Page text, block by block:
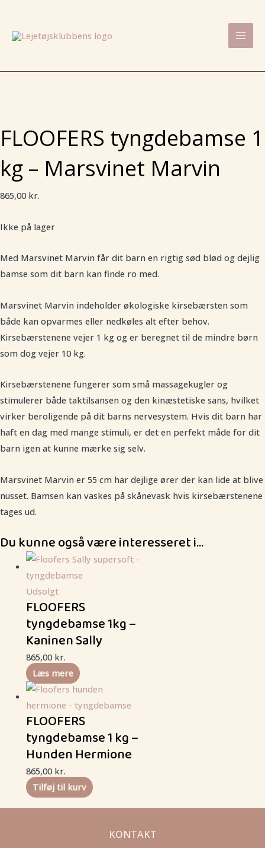
indholdet
FLOOFERS tyngdebamse 1
kg – Marsvinet Marvin
865,00 kr.
Ikke på lager
Med Marsvinet Marvin får dit barn en rigtig sød blød og dejlig
bamse som dit barn kan finde ro med.
Marsvinet Marvin indeholder økologiske kirsebærsten som
både kan opvarmes eller nedkøles alt efter behov.
Kirsebærstenene vejer 1 kg og er beregnet til de mindre børn
som dog vejer 10 kg.
Kirsebærstenene fungerer som små massagekugler og
stimulerer både taktilsansen og den kinæstetiske sans, hvilket
virker beroligende på dit barns nervesystem. Hvis dit barn har
haft en dag med mange stimuli, er det en perfekt måde for dit
barn igen at kunne mærke sig selv.
Marsvinet Marvin er 55 cm har dejlige ører der kan lide at blive
nusset. Bamsen kan vaskes på skånevask hvis kirsebærstenene
tages ud.
Du kunne også være interesseret i…
Udsolgt
FLOOFERS
tyngdebamse 1kg –
Kaninen Sally
865,00 kr.
Læs mere
FLOOFERS
tyngdebamse 1 kg –
Hunden Hermione
865,00 kr.
Tilføj til kurv
KONTAKT